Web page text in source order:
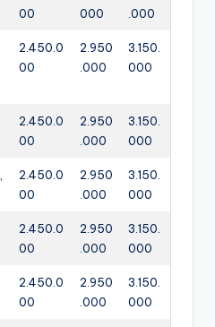
00
000
.000
2.450.0
00
2.950
.000
3.150.
000
2.450.0
00
2.950
.000
3.150.
000
2.450.0
00
2.950
.000
3.150.
000
2.450.0
00
2.950
.000
3.150.
000
2.450.0
00
2.950
.000
3.150.
000